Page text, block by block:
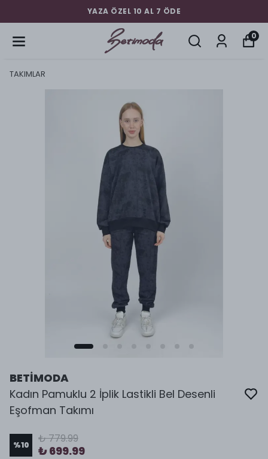
YAZA ÖZEL 10 AL 7 ÖDE
0
TAKIMLAR
BETİMODA
Kadın Pamuklu 2 İplik Lastikli Bel Desenli
Eşofman Takımı
%10 ₺ 779.99
₺ 699.99